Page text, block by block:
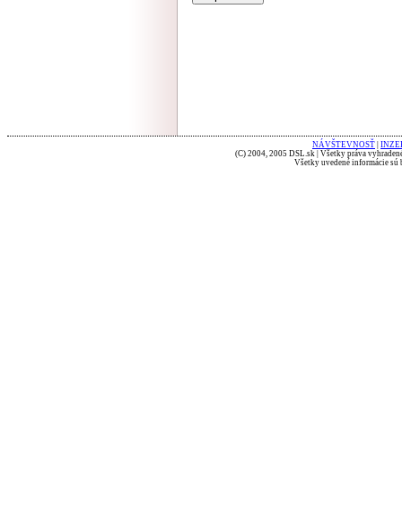
NÁVŠTEVNOSŤ
(C) 2004, 2005 DSL.sk | Všetky práva
Všetky uvedené informácie sú